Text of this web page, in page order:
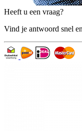
Heeft u een vraag?
Vind je antwoord snel